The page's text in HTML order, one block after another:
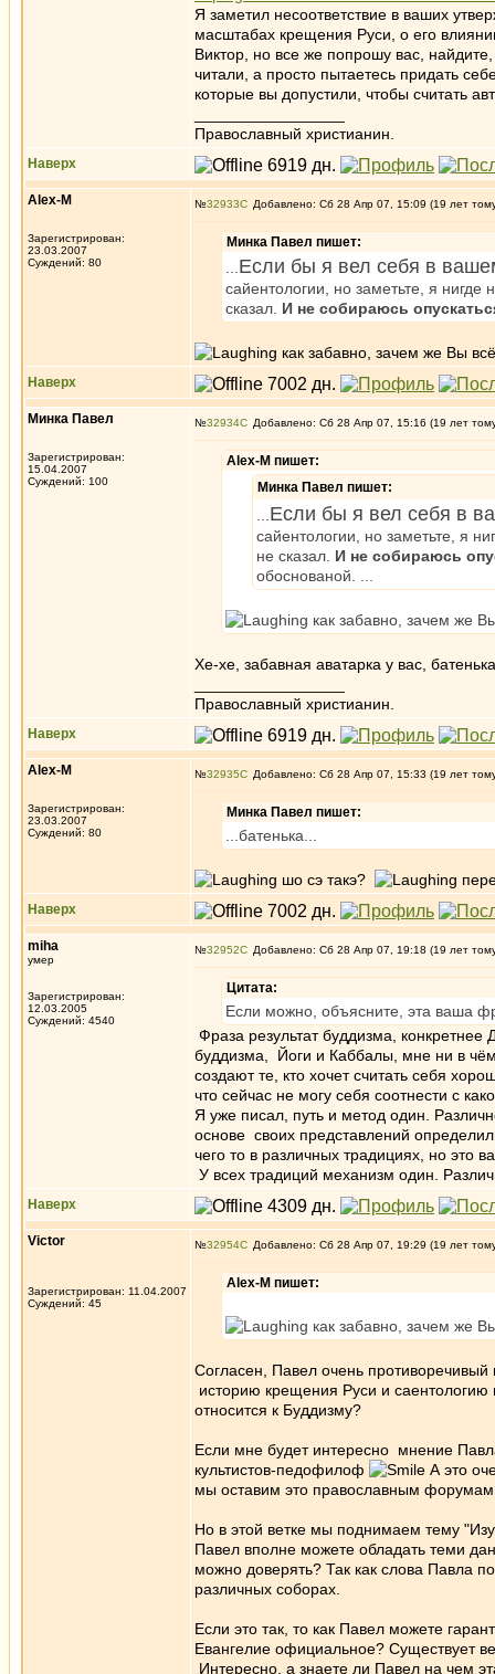
Я заметил несоответствие в ваших
масштабах крещения Руси, о его
Виктор, но все же попрошу вас,
читали, а просто пытаетесь придать
которые вы допустили, чтобы считать
Православный христианин.
Наверх
Alex-M
Зарегистрирован:
23.03.2007
Суждений: 80
№32933 Добавлено: Сб 28 Апр 07, 15:09 (19 лет
Минка Павел пишет:
Если бы я вел себя в
сайентологии, но заметьте, я
сказал. И не собираюсь
как забавно, зачем же Вы
Наверх
Минка Павел
Зарегистрирован:
15.04.2007
Суждений: 100
№32934 Добавлено: Сб 28 Апр 07, 15:16 (19 лет
Alex-M пишет:
Минка Павел пишет:
Если бы я вел себя в
сайентологии, но заметьте, я
не сказал. И не собираюсь
обоснованой. ...
как забавно, зачем же
Хе-хе, забавная аватарка у вас,
Православный христианин.
Наверх
Alex-M
Зарегистрирован:
23.03.2007
Суждений: 80
№32935 Добавлено: Сб 28 Апр 07, 15:33 (19 лет
Минка Павел пишет:
...батенька...
шо сэ такэ?
Наверх
miha
умер
Зарегистрирован:
12.03.2005
Суждений: 4540
№32952 Добавлено: Сб 28 Апр 07, 19:18 (19 лет
Цитата:
Если можно, объясните, эта ваша
Фраза результат буддизма,
буддизма, Йоги и Каббалы, мне ни в
создают те, кто хочет считать себя
что сейчас не могу себя соотнести с
Я уже писал, путь и метод один.
основе своих представлений
чего то в различных традициях, но это
У всех традиций механизм один.
Наверх
Victor
Зарегистрирован: 11.04.2007
Суждений: 45
№32954 Добавлено: Сб 28 Апр 07, 19:29 (19 лет
Alex-M пишет:
как забавно, зачем же
Согласен, Павел очень
историю крещения Руси и
относится к Буддизму?
Если мне будет интересно мнение
культистов-педофилоф
А это
мы оставим это православным
Но в этой ветке мы поднимаем тему
Павел вполне можете обладать теми
можно доверять? Так как слова Павла
различных соборах.
Если это так, то как Павел можете
Евангелие официальное? Существует
Интересно, а знаете ли Павел на чем